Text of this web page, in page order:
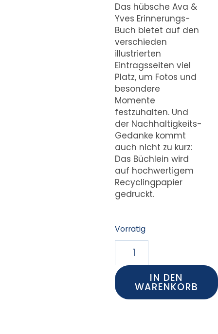
Das hübsche Ava &
Yves Erinnerungs-
Buch bietet auf den
verschieden
illustrierten
Eintragsseiten viel
Platz, um Fotos und
besondere
Momente
festzuhalten. Und
der Nachhaltigkeits-
Gedanke kommt
auch nicht zu kurz:
Das Büchlein wird
auf hochwertigem
Recyclingpapier
gedruckt.
Vorrätig
IN DEN
WARENKORB